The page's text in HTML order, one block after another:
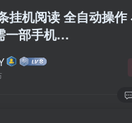
挂机阅读 全自动操
一部手机…